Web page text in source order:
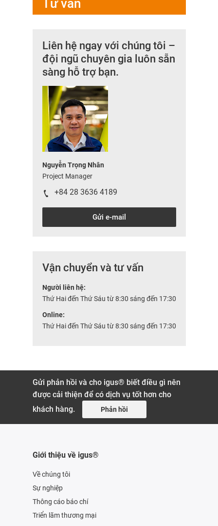
Tư vấn
Liên hệ ngay với chúng tôi –
đội ngũ chuyên gia luôn sẵn
sàng hỗ trợ bạn.
Nguyễn Trọng Nhân
Project Manager
+84 28 3636 4189
Gửi e-mail
Vận chuyển và tư vấn
Người liên hệ:
Thứ Hai đến Thứ Sáu từ 8:30 sáng đến 17:30
Online:
Thứ Hai đến Thứ Sáu từ 8:30 sáng đến 17:30
Gửi phản hồi và cho igus® biết điều gì nên
được cải thiện để có dịch vụ tốt hơn cho
khách hàng.
Phản hồi
Giới thiệu về igus®
Về chúng tôi
Sự nghiệp
Thông cáo báo chí
Triển lãm thương mại